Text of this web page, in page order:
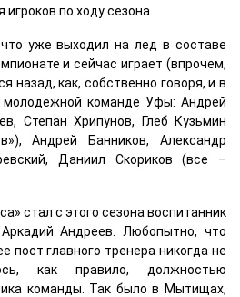
по ходу сезона.
что уже выходил на лед в составе
и сейчас играет (впрочем,
назад, как, собственно говоря, и в
молодежной команде Уфы: Андрей
Степан Хрипунов, Глеб Кузьмин
Андрей Банников, Александр
Даниил Скориков (все –
стал с этого сезона воспитанник
Аркадий Андреев. Любопытно, что
пост главного тренера никогда не
как правило, должностью
команды. Так было в Мытищах,